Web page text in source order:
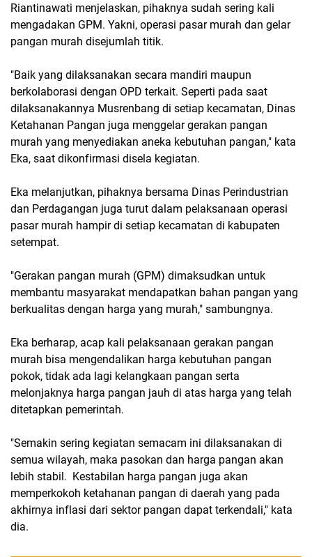
Riantinawati menjelaskan, pihaknya sudah sering kali
mengadakan GPM. Yakni, operasi pasar murah dan gelar
pangan murah disejumlah titik.
"Baik yang dilaksanakan secara mandiri maupun
berkolaborasi dengan OPD terkait. Seperti pada saat
dilaksanakannya Musrenbang di setiap kecamatan, Dinas
Ketahanan Pangan juga menggelar gerakan pangan
murah yang menyediakan aneka kebutuhan pangan," kata
Eka, saat dikonfirmasi disela kegiatan.
Eka melanjutkan, pihaknya bersama Dinas Perindustrian
dan Perdagangan juga turut dalam pelaksanaan operasi
pasar murah hampir di setiap kecamatan di kabupaten
setempat.
"Gerakan pangan murah (GPM) dimaksudkan untuk
membantu masyarakat mendapatkan bahan pangan yang
berkualitas dengan harga yang murah," sambungnya.
Eka berharap, acap kali pelaksanaan gerakan pangan
murah bisa mengendalikan harga kebutuhan pangan
pokok, tidak ada lagi kelangkaan pangan serta
melonjaknya harga pangan jauh di atas harga yang telah
ditetapkan pemerintah.
"Semakin sering kegiatan semacam ini dilaksanakan di
semua wilayah, maka pasokan dan harga pangan akan
lebih stabil. Kestabilan harga pangan juga akan
memperkokoh ketahanan pangan di daerah yang pada
akhirnya inflasi dari sektor pangan dapat terkendali," kata
dia.